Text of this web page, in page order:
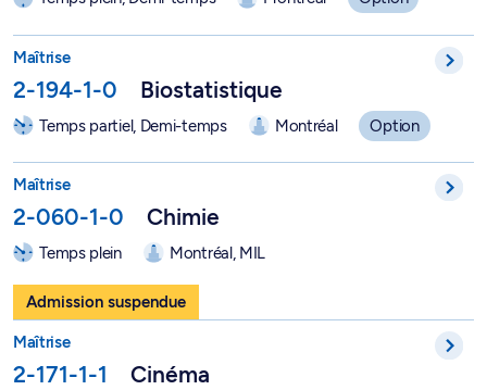
Maîtrise
2-194-1-0 Biostatistique
Temps partiel, Demi-temps Montréal Option
Maîtrise
2-060-1-0 Chimie
Temps plein Montréal, MIL
Admission suspendue
Maîtrise en cinéma - 2-171-1-1
Maîtrise
2-171-1-1 Cinéma